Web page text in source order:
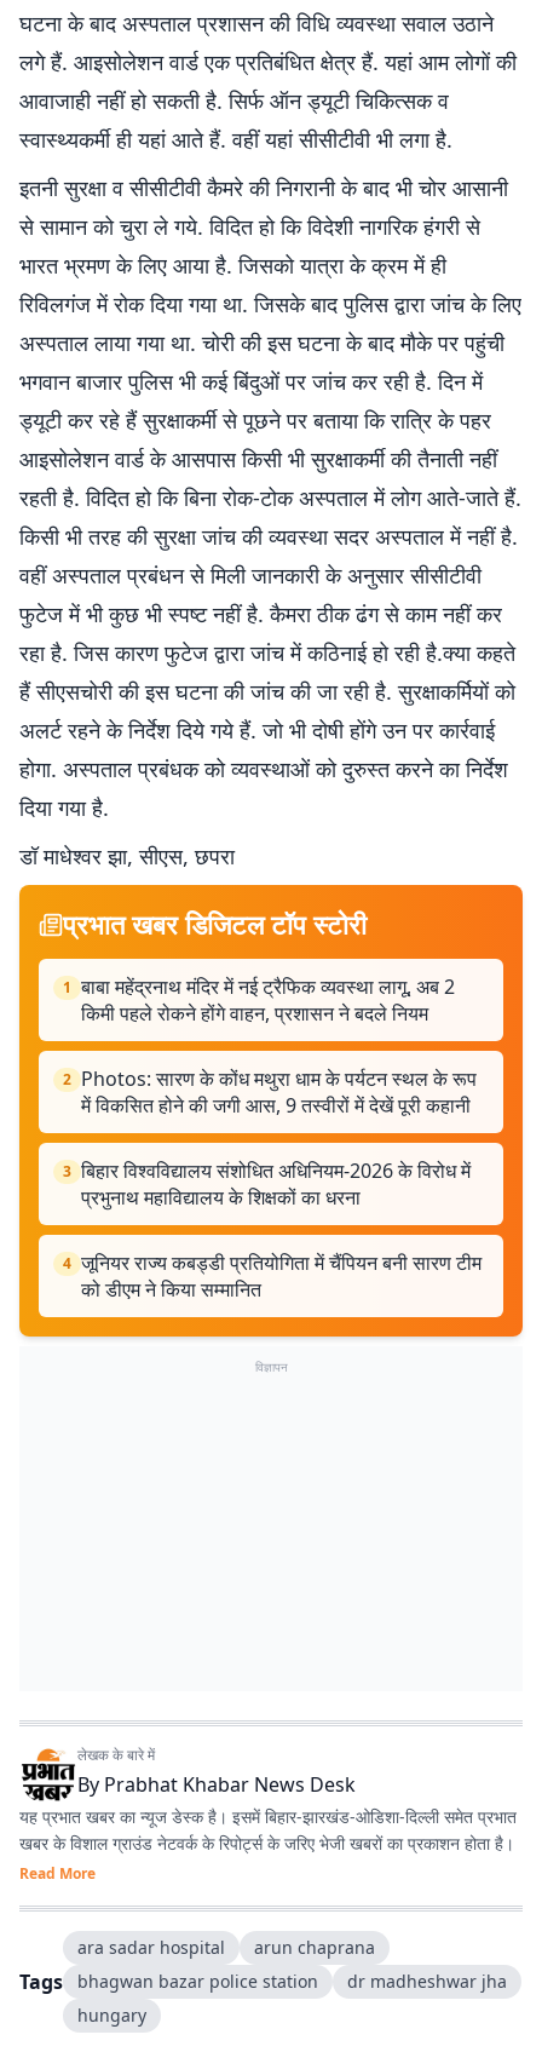
घटना के बाद अस्पताल प्रशासन की विधि व्यवस्था सवाल उठाने
लगे हैं. आइसोलेशन वार्ड एक प्रतिबंधित क्षेत्र हैं. यहां आम लोगों की
आवाजाही नहीं हो सकती है. सिर्फ ऑन ड्यूटी चिकित्सक व
स्वास्थ्यकर्मी ही यहां आते हैं. वहीं यहां सीसीटीवी भी लगा है.
इतनी सुरक्षा व सीसीटीवी कैमरे की निगरानी के बाद भी चोर आसानी
से सामान को चुरा ले गये. विदित हो कि विदेशी नागरिक हंगरी से
भारत भ्रमण के लिए आया है. जिसको यात्रा के क्रम में ही
रिविलगंज में रोक दिया गया था. जिसके बाद पुलिस द्वारा जांच के लिए
अस्पताल लाया गया था. चोरी की इस घटना के बाद मौके पर पहुंची
भगवान बाजार पुलिस भी कई बिंदुओं पर जांच कर रही है. दिन में
ड्यूटी कर रहे हैं सुरक्षाकर्मी से पूछने पर बताया कि रात्रि के पहर
आइसोलेशन वार्ड के आसपास किसी भी सुरक्षाकर्मी की तैनाती नहीं
रहती है. विदित हो कि बिना रोक-टोक अस्पताल में लोग आते-जाते हैं.
किसी भी तरह की सुरक्षा जांच की व्यवस्था सदर अस्पताल में नहीं है.
वहीं अस्पताल प्रबंधन से मिली जानकारी के अनुसार सीसीटीवी
फुटेज में भी कुछ भी स्पष्ट नहीं है. कैमरा ठीक ढंग से काम नहीं कर
रहा है. जिस कारण फुटेज द्वारा जांच में कठिनाई हो रही है.क्या कहते
हैं सीएसचोरी की इस घटना की जांच की जा रही है. सुरक्षाकर्मियों को
अलर्ट रहने के निर्देश दिये गये हैं. जो भी दोषी होंगे उन पर कार्रवाई
होगा. अस्पताल प्रबंधक को व्यवस्थाओं को दुरुस्त करने का निर्देश
दिया गया है.
डॉ माधेश्वर झा, सीएस, छपरा
प्रभात खबर डिजिटल टॉप स्टोरी
1 बाबा महेंद्रनाथ मंदिर में नई ट्रैफिक व्यवस्था लागू, अब 2
किमी पहले रोकने होंगे वाहन, प्रशासन ने बदले नियम
2 Photos: सारण के कोंध मथुरा धाम के पर्यटन स्थल के रूप
में विकसित होने की जगी आस, 9 तस्वीरों में देखें पूरी कहानी
3 बिहार विश्वविद्यालय संशोधित अधिनियम-2026 के विरोध में
प्रभुनाथ महाविद्यालय के शिक्षकों का धरना
4 जूनियर राज्य कबड्डी प्रतियोगिता में चैंपियन बनी सारण टीम
को डीएम ने किया सम्मानित
विज्ञापन
लेखक के बारे में
By Prabhat Khabar News Desk
यह प्रभात खबर का न्यूज डेस्क है। इसमें बिहार-झारखंड-ओडिशा-दिल्‍ली समेत प्रभात
खबर के विशाल ग्राउंड नेटवर्क के रिपोर्ट्स के जरिए भेजी खबरों का प्रकाशन होता है।
Read More
Tags
ara sadar hospital
arun chaprana
bhagwan bazar police station
dr madheshwar jha
hungary